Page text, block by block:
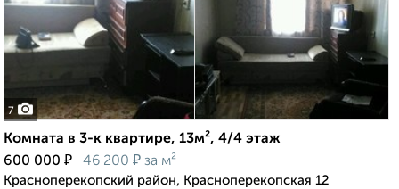
7
Комната в 3-к квартире, 13м², 4/4 этаж
600 000 ₽ 46 200 ₽ за м²
Красноперекопский район, Красноперекопская 12